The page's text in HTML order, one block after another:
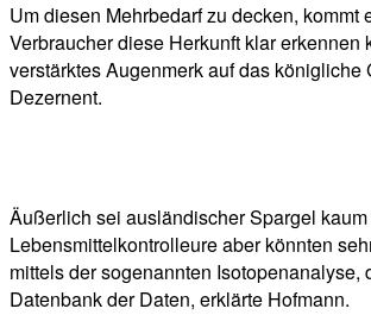
Um diesen Mehrbedarf zu decken,
Verbraucher diese Herkunft klar
verstärktes Augenmerk auf das
Dezernent.
Äußerlich sei ausländischer Spargel
Lebensmittelkontrolleure aber könnten
mittels der sogenannten
Datenbank der Daten, erklärte Hofmann.